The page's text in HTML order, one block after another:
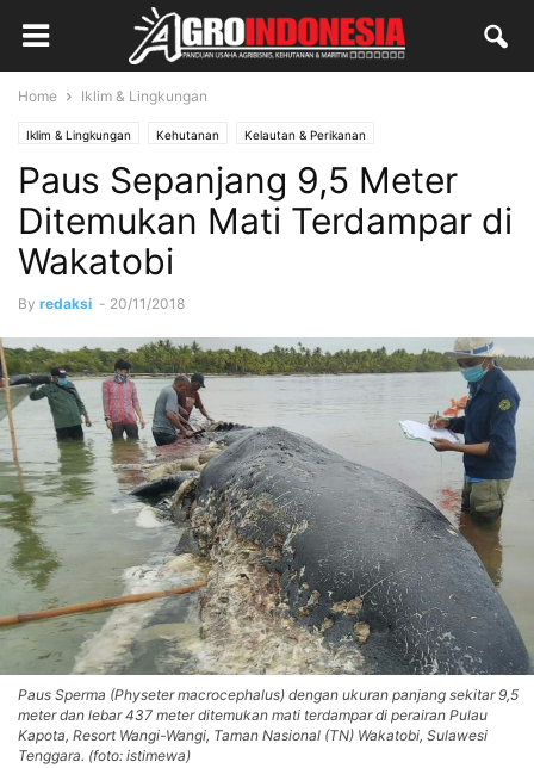
Home Iklim & Lingkungan
Iklim & Lingkungan Kehutanan Kelautan & Perikanan
Paus Sepanjang 9,5 Meter
Ditemukan Mati Terdampar di
Wakatobi
By redaksi - 20/11/2018
Paus Sperma (Physeter macrocephalus) dengan ukuran panjang sekitar 9,5
meter dan lebar 437 meter ditemukan mati terdampar di perairan Pulau
Kapota, Resort Wangi-Wangi, Taman Nasional (TN) Wakatobi, Sulawesi
Tenggara. (foto: istimewa)